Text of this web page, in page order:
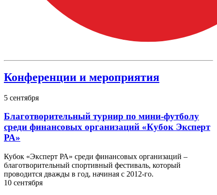
Конференции и мероприятия
5 сентября
Благотворительный турнир по мини-футболу
среди финансовых организаций «Кубок Эксперт
РА»
Кубок «Эксперт РА» среди финансовых организаций –
благотворительный спортивный фестиваль, который
проводится дважды в год, начиная с 2012-го.
10 сентября